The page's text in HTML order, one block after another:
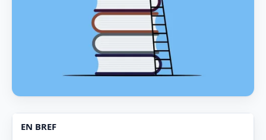
EN BREF